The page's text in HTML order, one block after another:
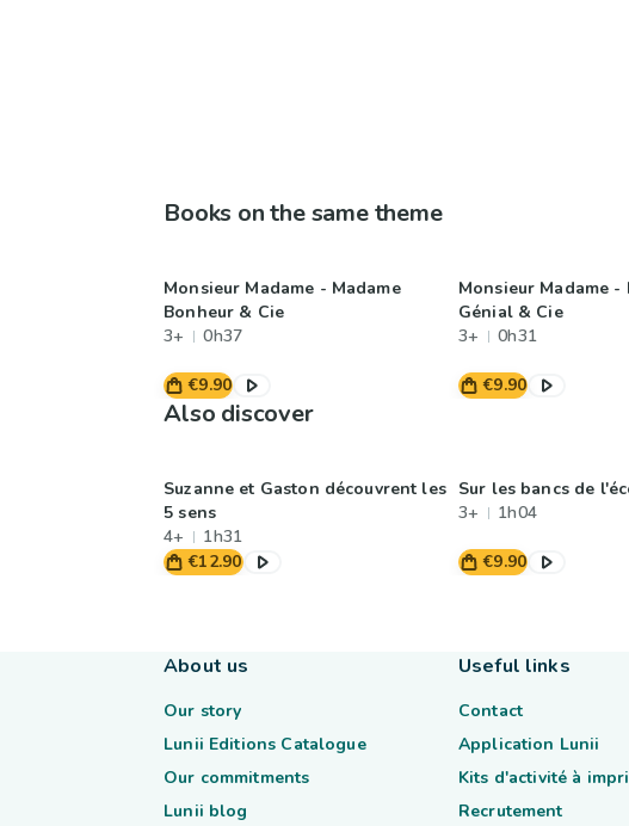
Books on the same theme
Monsieur Madame - Madame
Bonheur & Cie
3+
0h37
€9.90
Monsieur Madame -
Génial & Cie
3+
0h31
€9.90
Also discover
Suzanne et Gaston découvrent les
5 sens
4+
1h31
€12.90
Sur les bancs de
3+
1h04
€9.90
About us
Our story
Lunii Editions Catalogue
Our commitments
Lunii blog
Useful links
Contact
Application Lunii
Kits d'activité à
Recrutement